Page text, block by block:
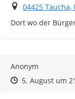
Ort
04425
Dort wo der
Anonym
Zeitpunkt des
Zeitpunkt des
5. August um